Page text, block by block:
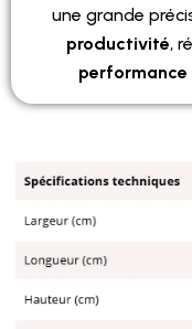
une grande
productivité,